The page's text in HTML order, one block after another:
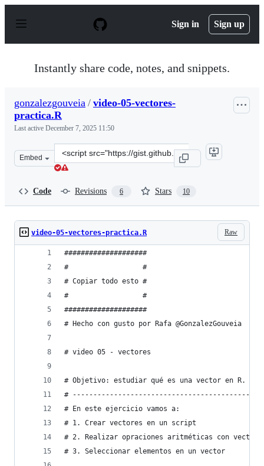
p
Sign in Sign up
Instantly share code, notes, and snippets.
gonzalezgouveia / video-05-vectores-
practica.R
Last active December 7, 2025 11:50
Embed
Clone
this
Code Revisions 6 Stars 10
Raw
video-05-vectores-practica.R
####################
#                  #
# Copiar todo esto #
#                  #
####################
# Hecho con gusto por Rafa @GonzalezGouveia
# video 05 - vectores
# Objetivo: estudiar qué es una vector en R.
# --------------------------------------------
# En este ejercicio vamos a:
# 1. Crear vectores en un script
# 2. Realizar opraciones aritméticas con
# 3. Seleccionar elementos en un vector